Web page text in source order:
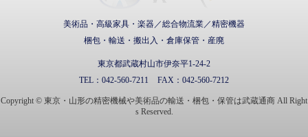
美術品・高級家具・楽器／総合物流業／精密機器
梱包・輸送・搬出入・倉庫保管・産廃
東京都武蔵村山市伊奈平1-24-2
TEL： 042-560-7211 FAX： 042-560-7212
Copyright © 東京・山形の精密機械や美術品の輸送・梱包・保管は武蔵通商 All Right
s Reserved.